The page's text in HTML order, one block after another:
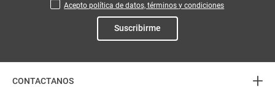
Acepto política de datos, términos y condiciones
Suscribirme
CONTACTANOS +